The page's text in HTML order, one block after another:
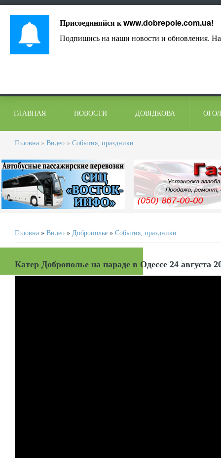
ГЛАВНАЯ НОВОСТИ ДОВІДКОВА
Головна » Видео » События, праздники
Головна » Видео » Доброполье » События, праздники
Катер Доброполье на параде в Одессе 24 августа
Присоединяйся кwww.dobrepole.com.ua!
Подпишись на наши новости и обновления.